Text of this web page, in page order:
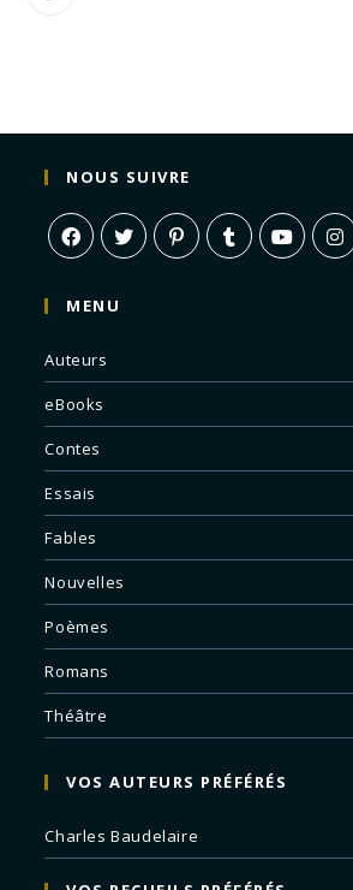
NOUS SUIVRE
MENU
Auteurs
eBooks
Contes
Essais
Fables
Nouvelles
Poèmes
Romans
Théâtre
VOS AUTEURS PRÉFÉRÉS
Charles Baudelaire